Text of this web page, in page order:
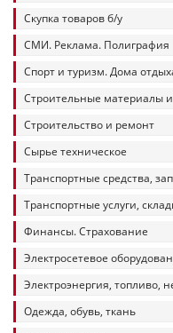
Скупка товаров б/у
СМИ. Реклама. Полиграфия
Спорт и туризм. Дома
Строительные материалы
Строительство и ремонт
Сырье техническое
Транспортные средства,
Транспортные услуги,
Финансы. Страхование
Электросетевое
Электроэнергия, топливо,
Одежда, обувь, ткань